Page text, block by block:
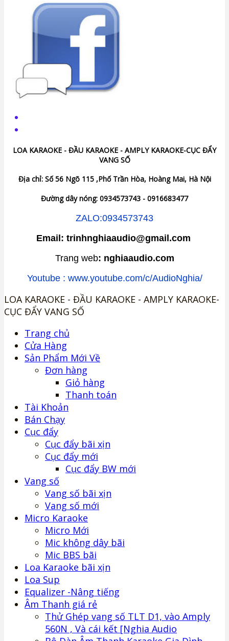
LOA KARAOKE - ĐẦU KARAOKE - AMPLY KARAOKE-CỤC ĐẨY
VANG SỐ
Địa chỉ: Số 56 Ngõ 115 ,Phố Trần Hòa, Hoàng Mai, Hà Nội
Đường dây nóng: 0934573743 - 0916683477
ZALO:0934573743
Email: trinhnghiaaudio@gmail.com
Trang web: nghiaaudio.com
Youtube : www.youtube.com/c/AudioNghia/
LOA KARAOKE - ĐẦU KARAOKE - AMPLY KARAOKE-
CỤC ĐẨY VANG SỐ
Trang chủ
Cửa Hàng
Sản Phẩm Mới Về
Đơn hàng
Giỏ hàng
Thanh toán
Tài Khoản
Bán Chạy
Cục đẩy
Cục đẩy bãi xịn
Cục đẩy mới
Cục đẩy BW mới
Vang số
Vang số bãi xịn
Vang số mới
Micro Karaoke
Micro Mới
Mic không dây bãi
Mic BBS bãi
Loa Karaoke bãi xịn
Loa Sup
Equalizer -Nâng tiếng
Âm Thanh giá rẻ
Thử Ghép vang số TLT D1, vào Amply
560N , Và cái kết [Nghia Audio